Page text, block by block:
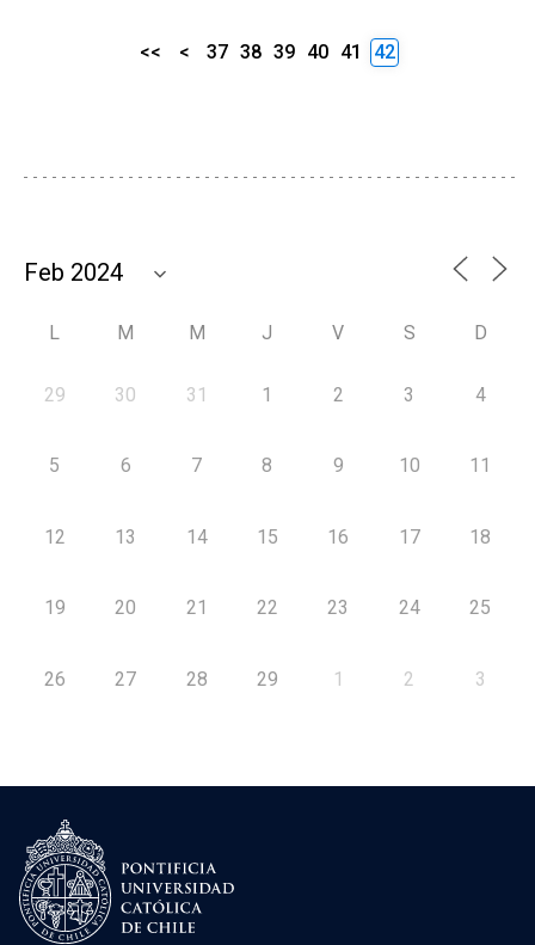
<< < 37 38 39 40 41 42
L M M J V S D
29 30 31 1 2 3 4
5 6 7 8 9 10 11
12 13 14 15 16 17 18
19 20 21 22 23 24 25
26 27 28 29 1 2 3